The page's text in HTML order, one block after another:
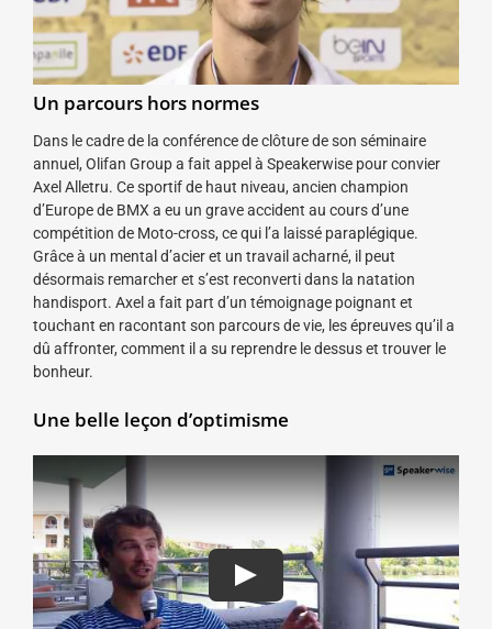
Un parcours hors normes
Dans le cadre de la conférence de clôture de son séminaire
annuel, Olifan Group a fait appel à Speakerwise pour convier
Axel Alletru. Ce sportif de haut niveau, ancien champion
d’Europe de BMX a eu un grave accident au cours d’une
compétition de Moto-cross, ce qui l’a laissé paraplégique.
Grâce à un mental d’acier et un travail acharné, il peut
désormais remarcher et s’est reconverti dans la natation
handisport. Axel a fait part d’un témoignage poignant et
touchant en racontant son parcours de vie, les épreuves qu’il a
dû affronter, comment il a su reprendre le dessus et trouver le
bonheur.
Une belle leçon d’optimisme